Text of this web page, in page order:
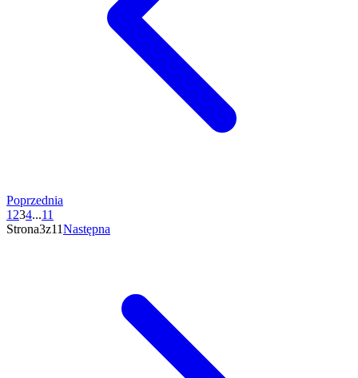
Poprzednia
1 234...11
Strona3z11Następna